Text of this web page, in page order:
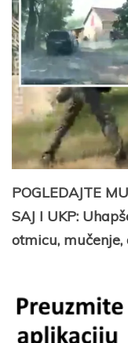
POGLEDAJTE
SAJ I UKP:
otmicu, mučenje,